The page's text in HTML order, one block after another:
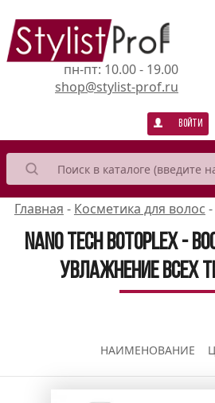
пн-пт: 10.00 - 19.00
shop@stylist-prof.ru
Войти
Главная - Косметика для волос -
Nano Tech Botoplex -
увлажнение всех
НАИМЕНОВАНИЕ